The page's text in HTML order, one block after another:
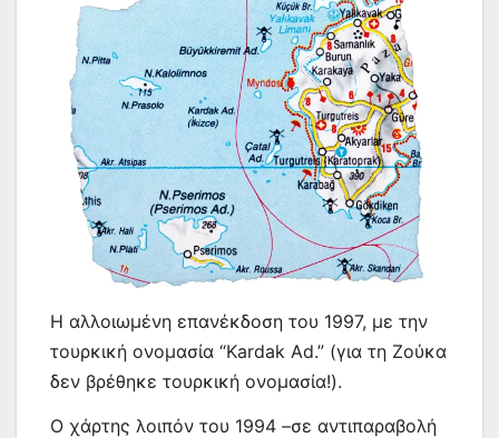
Η αλλοιωμένη επανέκδοση του 1997, με την
τουρκική ονομασία “Kardak Ad.” (για τη Ζούκα
δεν βρέθηκε τουρκική ονομασία!).
Ο χάρτης λοιπόν του 1994 –σε αντιπαραβολή